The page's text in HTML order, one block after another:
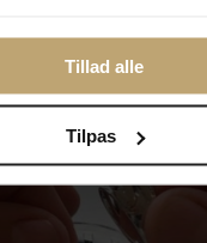
Tillad alle
Tilpas
relevant for dig?